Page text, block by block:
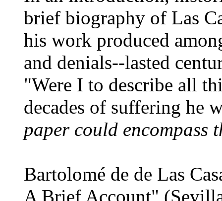
brief biography of Las
his work produced
and denials--lasted
"Were I to describe all
decades of suffering he
paper could encompass
Bartolomé de de Las
A Brief Account"